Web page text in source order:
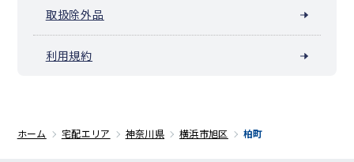
取扱除外品
利用規約
ホーム 宅配エリア 神奈川県 横浜市旭区 柏町